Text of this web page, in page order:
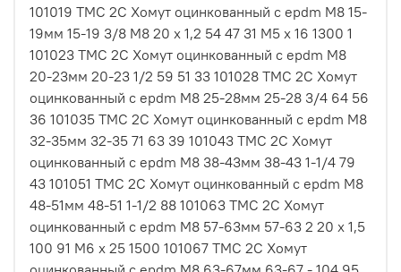
101019 ТМС 2С Хомут оцинкованный с epdm M8 15-
19мм 15-19 3/8 M8 20 х 1,2 54 47 31 М5 х 16 1300 1
101023 ТМС 2С Хомут оцинкованный с epdm M8
20-23мм 20-23 1/2 59 51 33 101028 ТМС 2С Хомут
оцинкованный с epdm M8 25-28мм 25-28 3/4 64 56
36 101035 ТМС 2С Хомут оцинкованный с epdm M8
32-35мм 32-35 71 63 39 101043 ТМС 2С Хомут
оцинкованный с epdm M8 38-43мм 38-43 1-1/4 79
43 101051 ТМС 2С Хомут оцинкованный с epdm M8
48-51мм 48-51 1-1/2 88 101063 ТМС 2С Хомут
оцинкованный с epdm M8 57-63мм 57-63 2 20 х 1,5
100 91 М6 х 25 1500 101067 ТМС 2С Хомут